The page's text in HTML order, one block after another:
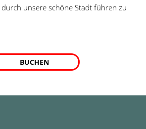
durch unsere schöne Stadt führen zu
BUCHEN